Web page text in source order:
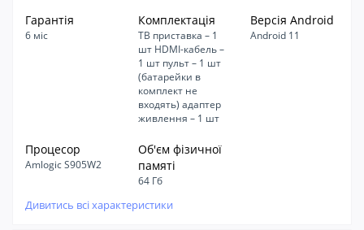
Гарантія
6 міс
Комплектація
ТВ приставка – 1
шт HDMI-кабель –
1 шт пульт – 1 шт
(батарейки в
комплект не
входять) адаптер
живлення – 1 шт
Версія Android
Android 11
Процесор
Amlogic S905W2
Об'єм фізичної
памяті
64 Гб
Дивитись всі характеристики